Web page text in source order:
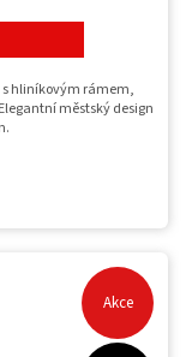
s hliníkovým rámem,
městský design
Akce